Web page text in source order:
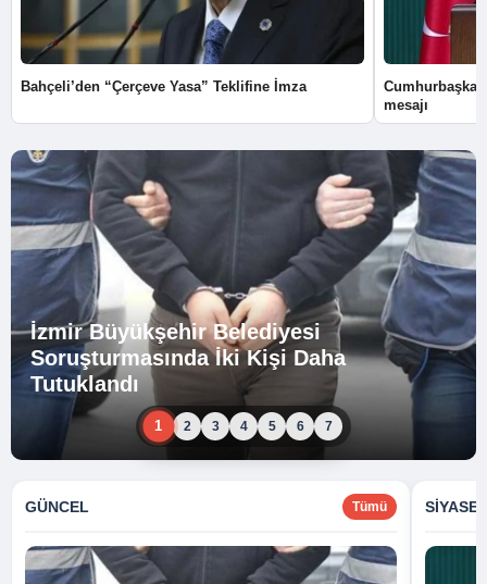
Bahçeli’den “Çerçeve Yasa” Teklifine İmza
mesajı
İzmir Büyükşehir Belediyesi
Soruşturmasında İki Kişi Daha
Tutuklandı
1 2 3 4 5 6 7
GÜNCEL Tümü